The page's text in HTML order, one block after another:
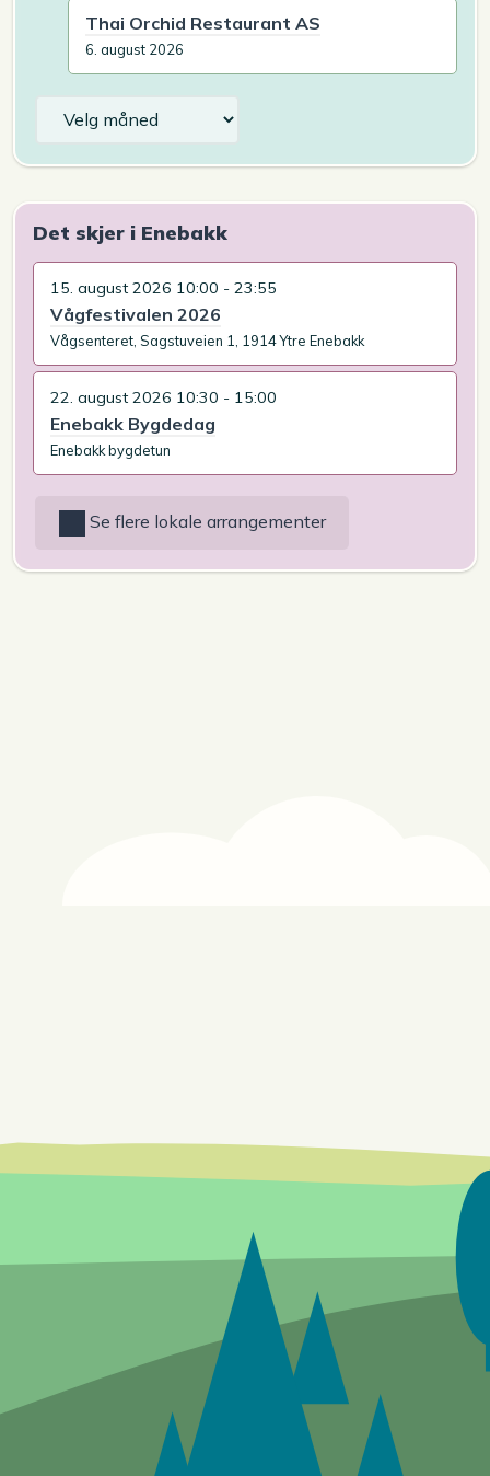
Thai Orchid Restaurant AS
6. august 2026
Det skjer i Enebakk
15. august 2026 10:00 - 23:55
Vågfestivalen 2026
Vågsenteret, Sagstuveien 1, 1914 Ytre Enebakk
22. august 2026 10:30 - 15:00
Enebakk Bygdedag
Enebakk bygdetun
Se flere lokale arrangementer